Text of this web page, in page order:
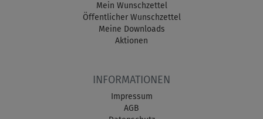
Mein Wunschzettel
Öffentlicher Wunschzettel
Meine Downloads
Aktionen
INFORMATIONEN
Impressum
AGB